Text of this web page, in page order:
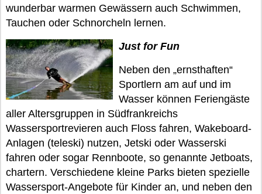
wunderbar warmen Gewässern auch Schwimmen,
Tauchen oder Schnorcheln lernen.
Just for Fun
Neben den „ernsthaften“
Sportlern am auf und im
Wasser können Feriengäste
aller Altersgruppen in Südfrankreichs
Wassersportrevieren auch Floss fahren, Wakeboard-
Anlagen (teleski) nutzen, Jetski oder Wasserski
fahren oder sogar Rennboote, so genannte Jetboats,
chartern. Verschiedene kleine Parks bieten spezielle
Wassersport-Angebote für Kinder an, und neben den